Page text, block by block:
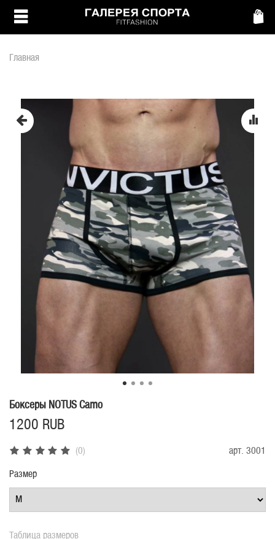
Главная
(0) арт. 3001
Боксеры NOTUS Camo
1200 RUB
Таблица размеров
Размер